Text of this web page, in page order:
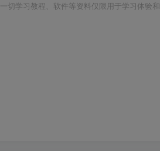
切学习教程、软件等资料仅限用于学习体验和